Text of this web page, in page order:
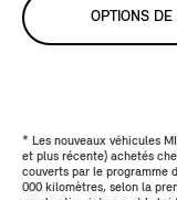
OPTIONS
* Les nouveaux véhicules
et plus récente) achetés
couverts par le programme
000 kilomètres, selon la